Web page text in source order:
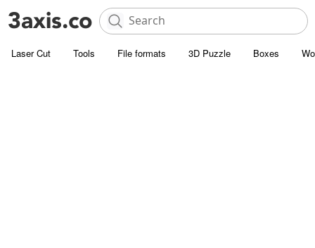
Laser Cut Tools File formats 3D Puzzle Boxes